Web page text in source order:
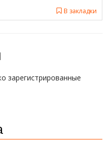
В закладки
зарегистрированные